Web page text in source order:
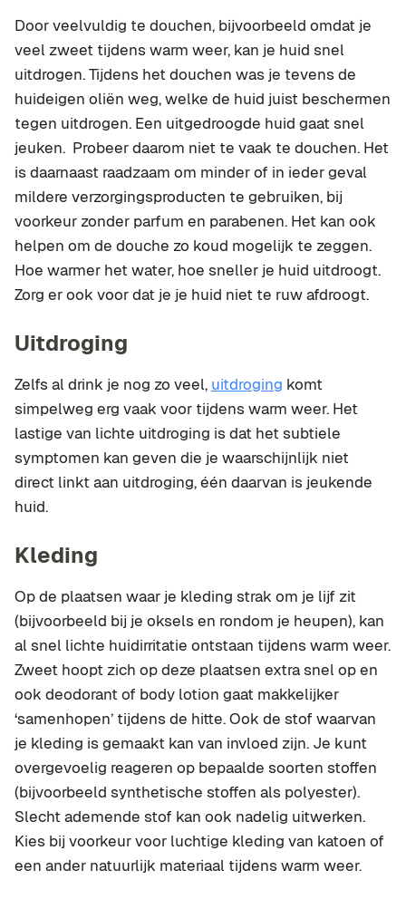
Door veelvuldig te douchen, bijvoorbeeld omdat je
veel zweet tijdens warm weer, kan je huid snel
uitdrogen. Tijdens het douchen was je tevens de
huideigen oliën weg, welke de huid juist beschermen
tegen uitdrogen. Een uitgedroogde huid gaat snel
jeuken. Probeer daarom niet te vaak te douchen. Het
is daarnaast raadzaam om minder of in ieder geval
mildere verzorgingsproducten te gebruiken, bij
voorkeur zonder parfum en parabenen. Het kan ook
helpen om de douche zo koud mogelijk te zeggen.
Hoe warmer het water, hoe sneller je huid uitdroogt.
Zorg er ook voor dat je je huid niet te ruw afdroogt.
Uitdroging
Zelfs al drink je nog zo veel, uitdroging komt
simpelweg erg vaak voor tijdens warm weer. Het
lastige van lichte uitdroging is dat het subtiele
symptomen kan geven die je waarschijnlijk niet
direct linkt aan uitdroging, één daarvan is jeukende
huid.
Kleding
Op de plaatsen waar je kleding strak om je lijf zit
(bijvoorbeeld bij je oksels en rondom je heupen), kan
al snel lichte huidirritatie ontstaan tijdens warm weer.
Zweet hoopt zich op deze plaatsen extra snel op en
ook deodorant of body lotion gaat makkelijker
‘samenhopen’ tijdens de hitte. Ook de stof waarvan
je kleding is gemaakt kan van invloed zijn. Je kunt
overgevoelig reageren op bepaalde soorten stoffen
(bijvoorbeeld synthetische stoffen als polyester).
Slecht ademende stof kan ook nadelig uitwerken.
Kies bij voorkeur voor luchtige kleding van katoen of
een ander natuurlijk materiaal tijdens warm weer.